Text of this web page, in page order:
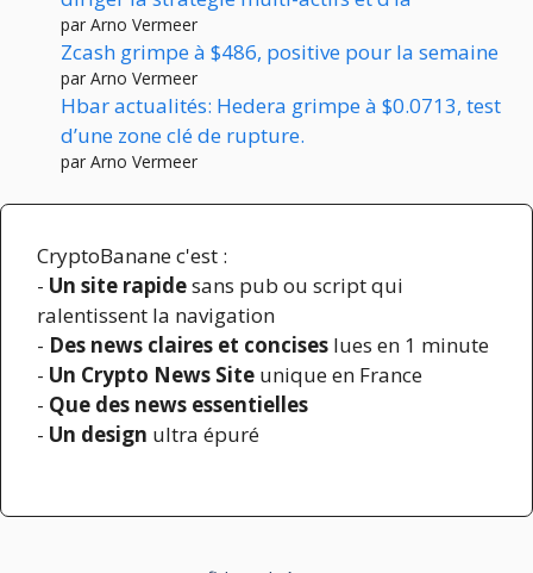
par Arno Vermeer
Zcash grimpe à $486, positive pour la semaine
par Arno Vermeer
Hbar actualités: Hedera grimpe à $0.0713, test
d’une zone clé de rupture.
par Arno Vermeer
CryptoBanane c'est :
- Un site rapidesans pub ou script qui
ralentissent la navigation
- Des news claires et concises lues en 1 minute
- Un Crypto News Site unique en France
- Que des news essentielles
- Un design ultra épuré